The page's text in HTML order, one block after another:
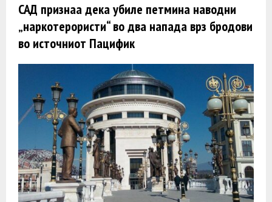
САД признаа дека убиле петмина наводни
„наркотерористи“ во два напада врз бродови
во источниот Пацифик